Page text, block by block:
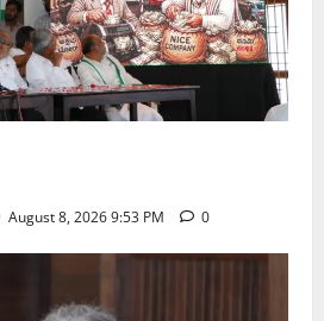
August 8, 2026 9:53 PM 0